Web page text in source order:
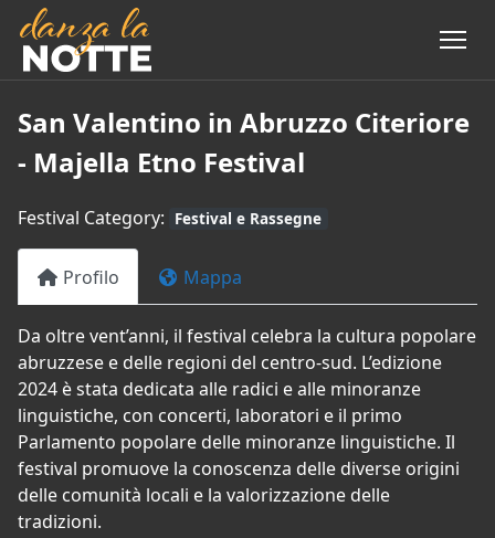
San Valentino in Abruzzo Citeriore
- Majella Etno Festival
Festival Category: Festival e Rassegne
Profilo Mappa
Da oltre vent’anni, il festival celebra la cultura popolare
abruzzese e delle regioni del centro-sud. L’edizione
2024 è stata dedicata alle radici e alle minoranze
linguistiche, con concerti, laboratori e il primo
Parlamento popolare delle minoranze linguistiche. Il
festival promuove la conoscenza delle diverse origini
delle comunità locali e la valorizzazione delle
tradizioni.